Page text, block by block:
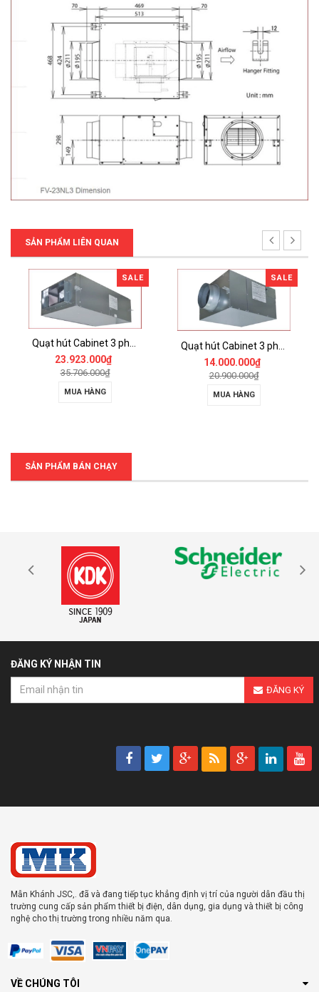
SẢN PHẨM LIÊN QUAN
SALE
Quạt hút Cabinet 3 pha FV‑25SW3
23.923.000₫
35.706.000₫
MUA HÀNG
SALE
14.000.000₫
20.900.000₫
MUA HÀNG
SẢN PHẨM BÁN CHẠY
ĐĂNG KÝ NHẬN TIN
ĐĂNG KÝ
Mẫn Khánh JSC,. đã và đang tiếp tục khẳng định vị trí của người dẫn đầu thị
trường cung cấp sản phẩm thiết bị điện, dân dụng, gia dụng và thiết bị công
nghệ cho thị trường trong nhiều năm qua.
VỀ CHÚNG TÔI